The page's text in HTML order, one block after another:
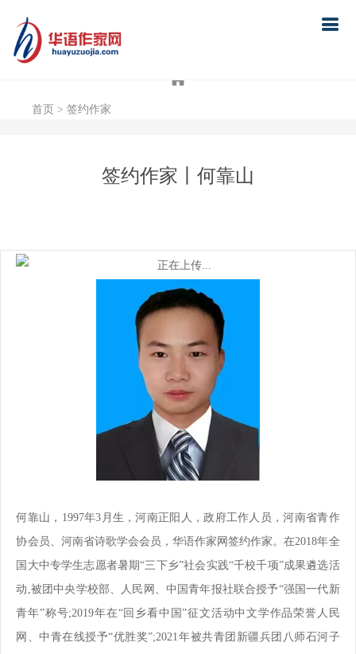
首页
首页 > 签约作家
签约作家丨何靠山
何靠山，1997年3月生，河南正阳人，政府工作人员，河南省青作
协会员、河南省诗歌学会会员，华语作家网签约作家。在2018年全
国大中专学生志愿者暑期“三下乡”社会实践“千校千项”成果遴选活
动,被团中央学校部、人民网、中国青年报社联合授予“强国一代新
青年”称号;2019年在“回乡看中国”征文活动中文学作品荣誉人民
网、中青在线授予“优胜奖”;2021年被共青团新疆兵团八师石河子